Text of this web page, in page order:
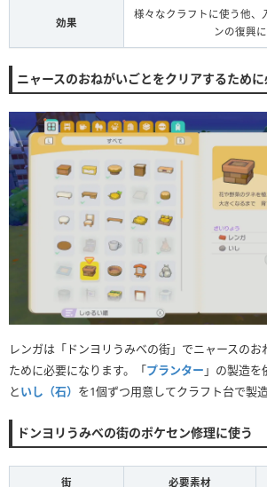
効果
様々なクラフトに使う他、
ンの復興に
ニャースのおねがいごとをクリアするため
レンガは「ドンヨリうみべの街」でニャースの
ために必要になります。「プランター 」の製造を
といし（石） を1個ずつ用意してクラフト台で製
ドンヨリうみべの街のポケセン修理に使う
街 必要素材